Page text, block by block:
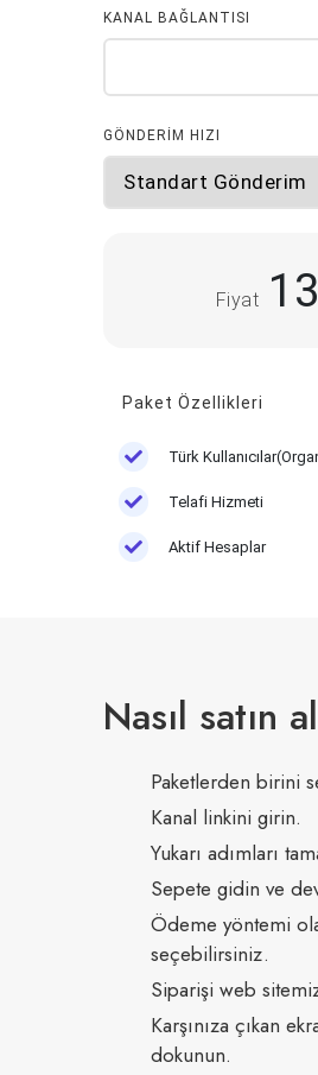
KANAL BAĞLANTISI
GÖNDERİM HIZI
Fiyat
Paket Özellikleri
Türk
Telafi Hizmeti
Aktif Hesaplar
Nasıl satın
Paketlerden birini
Kanal linkini girin.
Yukarı adımları
Sepete gidin ve
Ödeme yöntemi
seçebilirsiniz.
Siparişi web
Karşınıza çıkan
dokunun.